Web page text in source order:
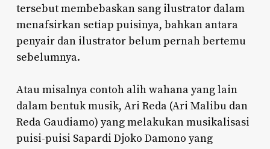
tersebut membebaskan sang ilustrator dalam
menafsirkan setiap puisinya, bahkan antara
penyair dan ilustrator belum pernah bertemu
sebelumnya.
Atau misalnya contoh alih wahana yang lain
dalam bentuk musik, Ari Reda (Ari Malibu dan
Reda Gaudiamo) yang melakukan musikalisasi
puisi-puisi Sapardi Djoko Damono yang